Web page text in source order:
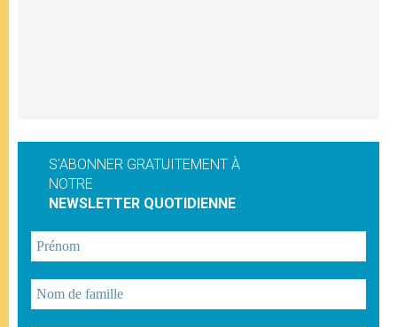
S'ABONNER GRATUITEMENT À
NOTRE
NEWSLETTER QUOTIDIENNE